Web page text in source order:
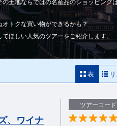
土地ならではの名産品のショッピング
トクな買い物ができるかも？
ほしい人気のツアーをご紹介します。
表
、ワイナ
ツアーコード